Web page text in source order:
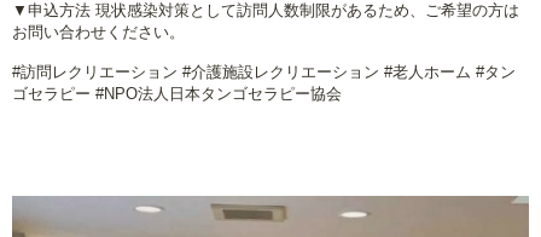
▼申込方法 現状感染対策として訪問人数制限があるため、ご希望の方は
お問い合わせください。
#訪問レクリエーション #介護施設レクリエーション #老人ホーム #タン
ゴセラピー #NPO法人日本タンゴセラピー協会